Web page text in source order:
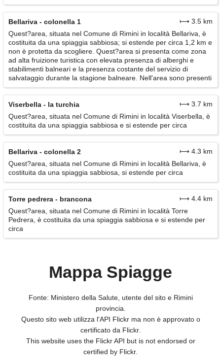
Bellariva - colonella 1
⟼ 3.5 km
Quest?area, situata nel Comune di Rimini in località Bellariva, è
costituita da una spiaggia sabbiosa; si estende per circa 1,2 km e
non è protetta da scogliere. Quest?area si presenta come zona
ad alta fruizione turistica con elevata presenza di alberghi e
stabilimenti balneari e la presenza costante del servizio di
salvataggio durante la stagione balneare. Nell'area sono presenti
Viserbella - la turchia
⟼ 3.7 km
Quest?area, situata nel Comune di Rimini in località Viserbella, è
costituita da una spiaggia sabbiosa e si estende per circa
Bellariva - colonella 2
⟼ 4.3 km
Quest?area, situata nel Comune di Rimini in località Bellariva, è
costituita da una spiaggia sabbiosa, si estende per circa
Torre pedrera - brancona
⟼ 4.4 km
Quest?area, situata nel Comune di Rimini in località Torre
Pedrera, è costituita da una spiaggia sabbiosa e si estende per
circa
Mappa Spiagge
Fonte: Ministero della Salute, utente del sito e Rimini
provincia.
Questo sito web utilizza l'API Flickr ma non è approvato o
certificato da Flickr.
This website uses the Flickr API but is not endorsed or
certified by Flickr.